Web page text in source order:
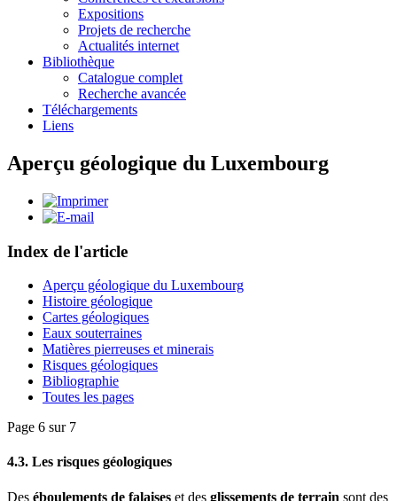
Expositions
Projets de recherche
Actualités internet
Bibliothèque
Catalogue complet
Recherche avancée
Téléchargements
Liens
Aperçu géologique du Luxembourg
Index de l'article
Aperçu géologique du Luxembourg
Histoire géologique
Cartes géologiques
Eaux souterraines
Matières pierreuses et minerais
Risques géologiques
Bibliographie
Toutes les pages
Page 6 sur 7
4.3. Les risques géologiques
Des éboulements de falaises et des glissements de terrain sont des